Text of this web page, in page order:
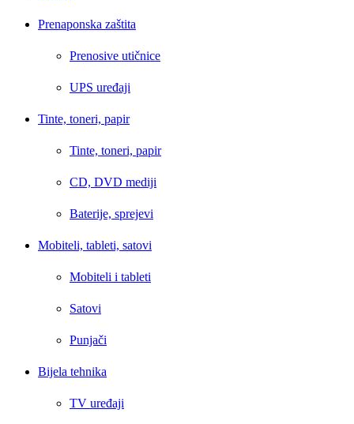
Prenaponska zaštita
Prenosive utičnice
UPS uređaji
Tinte, toneri, papir
Tinte, toneri, papir
CD, DVD mediji
Baterije, sprejevi
Mobiteli, tableti, satovi
Mobiteli i tableti
Satovi
Punjači
Bijela tehnika
TV uređaji